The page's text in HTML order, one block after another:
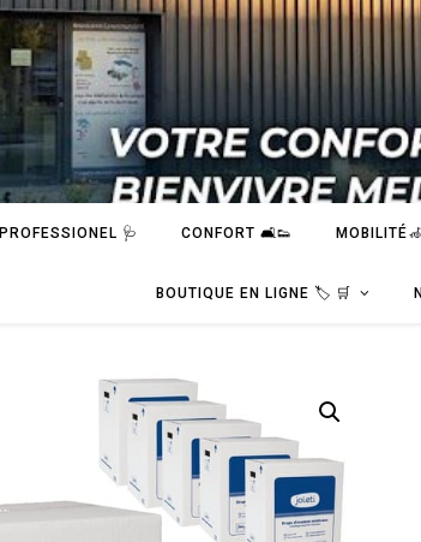
PROFESSIONEL 🩺 CONFORT 🛋️👟 MOBILITÉ🦽
BOUTIQUE EN LIGNE 🏷️ 🛒